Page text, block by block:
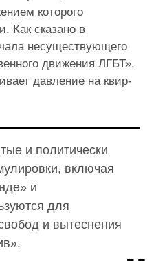
которого
Как сказано в
несуществующего
движения ЛГБТ»,
давление на квир-
и политически
включая
и
для
и вытеснения